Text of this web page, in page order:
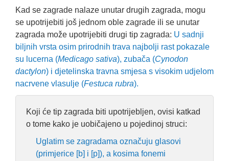
Kad se zagrade nalaze unutar drugih zagrada, mogu
se upotrijebiti još jednom oble zagrade ili se unutar
zagrada može upotrijebiti drugi tip zagrada: U sadnji
biljnih vrsta osim prirodnih trava najbolji rast pokazale
su lucerna (Medicago sativa), zubača (Cynodon
dactylon) i djetelinska travna smjesa s visokim udjelom
nacrvene vlasulje (Festuca rubra).
Koji će tip zagrada biti upotrijebljen, ovisi katkad
o tome kako je uobičajeno u pojedinoj struci:
Uglatim se zagradama označuju glasovi
(primjerice [b] i [p]), a kosima fonemi